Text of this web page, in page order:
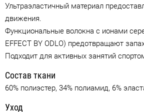
Ультраэластичный материал
движения.
Функциональные волокна с ионами
EFFECT BY ODLO) предотвращают
Подходит для активных занятий
Состав ткани
60% полиэстер, 34% полиамид, 6%
Уход